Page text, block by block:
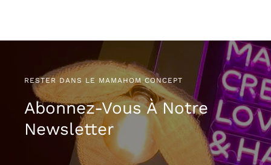
RESTER DANS LE MAMAHOM CONCEPT
Abonnez-Vous À Notre
Newsletter